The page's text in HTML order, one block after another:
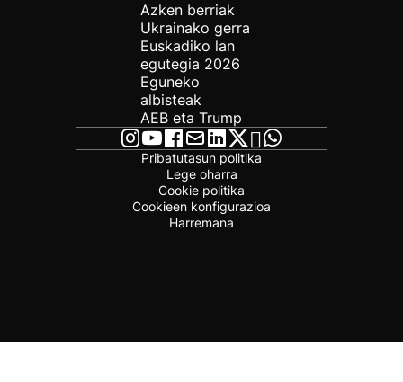
Azken berriak
Ukrainako gerra
Euskadiko lan
egutegia 2026
Eguneko
albisteak
AEB eta Trump
Pribatutasun politika
Lege oharra
Cookie politika
Cookieen konfigurazioa
Harremana